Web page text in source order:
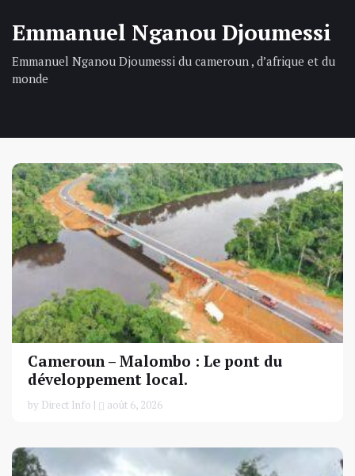
Emmanuel Nganou Djoumessi
Emmanuel Nganou Djoumessi du cameroun , d’afrique et du
monde
Cameroun – Malombo : Le pont du
développement local.
by Direct Info | août 6, 2026